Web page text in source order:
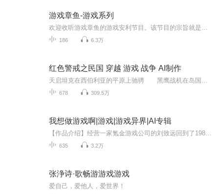
游戏章鱼-游戏系列
186 6.3万
红色警戒之民国 穿越 游戏 战争 AI制作
678 309.5万
我想做游戏啊|游戏|游戏异界|AI专辑
635 3.2万
张浄诗·歌畅游游戏游戏
爱自己，爱他人，爱世界！